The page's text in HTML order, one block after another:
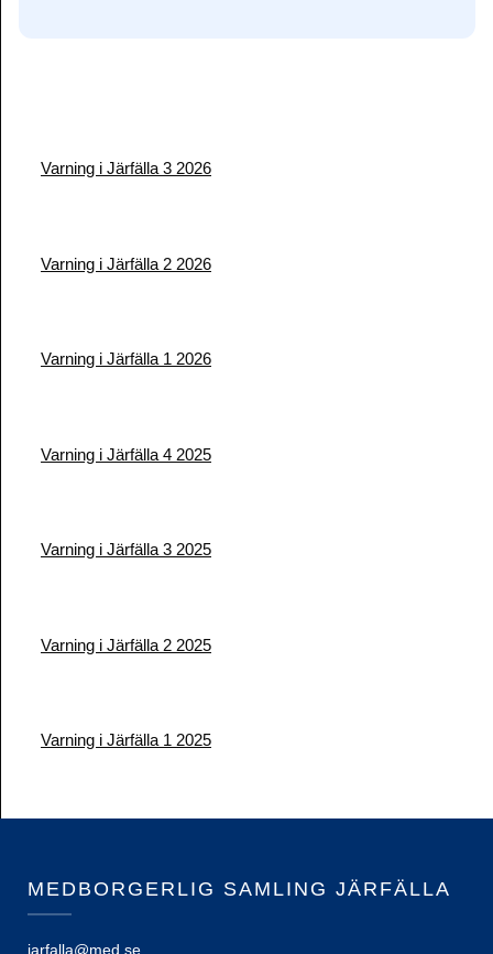
Varning i Järfälla 3 2026
Varning i Järfälla 2 2026
Varning i Järfälla 1 2026
Varning i Järfälla 4 2025
Varning i Järfälla 3 2025
Varning i Järfälla 2 2025
Varning i Järfälla 1 2025
MEDBORGERLIG SAMLING JÄRFÄLLA
jarfalla@med.se